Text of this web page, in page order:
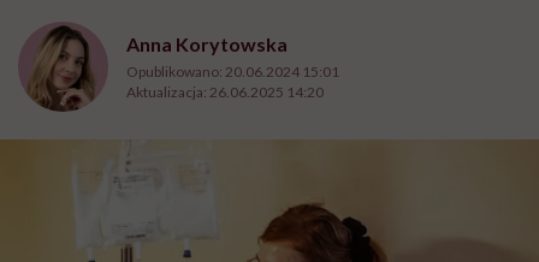
Anna Korytowska
Opublikowano: 20.06.2024 15:01
Aktualizacja: 26.06.2025 14:20